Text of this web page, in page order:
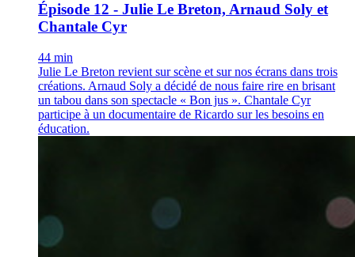
Épisode 12 - Julie Le Breton, Arnaud Soly et
Chantale Cyr
44 min
Julie Le Breton revient sur scène et sur nos écrans dans trois
créations. Arnaud Soly a décidé de nous faire rire en brisant
un tabou dans son spectacle « Bon jus ». Chantale Cyr
participe à un documentaire de Ricardo sur les besoins en
éducation.